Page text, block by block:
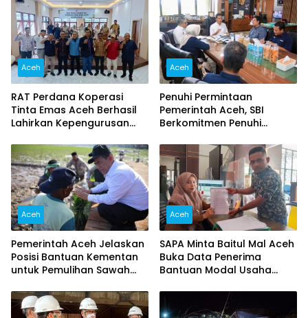
Aceh
RAT Perdana Koperasi
Tinta Emas Aceh Berhasil
Lahirkan Kepengurusan
Aceh
Penuhi Permintaan
Pemerintah Aceh, SBI
Berkomitmen Penuhi
Aceh
Pemerintah Aceh Jelaskan
Posisi Bantuan Kementan
untuk Pemulihan Sawah
Aceh
SAPA Minta Baitul Mal Aceh
Buka Data Penerima
Bantuan Modal Usaha
Pungutan